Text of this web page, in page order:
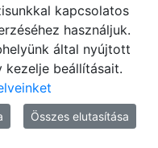
kapcsolatos
használjuk.
által nyújtott
kezelje beállításait.
Összes elutasítása